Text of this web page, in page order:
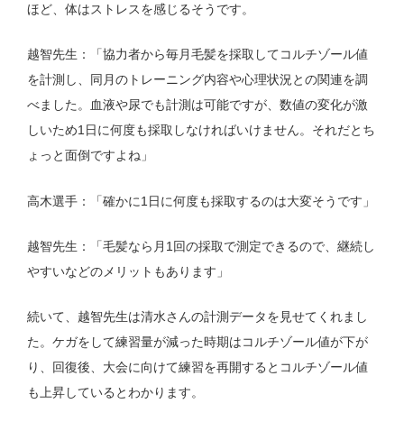
ほど、体はストレスを感じるそうです。
越智先生：「協力者から毎月毛髪を採取してコルチゾール値
を計測し、同月のトレーニング内容や心理状況との関連を調
べました。血液や尿でも計測は可能ですが、数値の変化が激
しいため1日に何度も採取しなければいけません。それだとち
ょっと面倒ですよね」
高木選手：「確かに1日に何度も採取するのは大変そうです」
越智先生：「毛髪なら月1回の採取で測定できるので、継続し
やすいなどのメリットもあります」
続いて、越智先生は清水さんの計測データを見せてくれまし
た。ケガをして練習量が減った時期はコルチゾール値が下が
り、回復後、大会に向けて練習を再開するとコルチゾール値
も上昇しているとわかります。